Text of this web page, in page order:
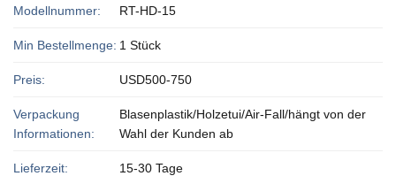
Modellnummer: RT-HD-15
Min Bestellmenge: 1 Stück
Preis: USD500-750
Verpackung
Informationen:
Blasenplastik/Holzetui/Air-Fall/hängt von der
Wahl der Kunden ab
Lieferzeit: 15-30 Tage